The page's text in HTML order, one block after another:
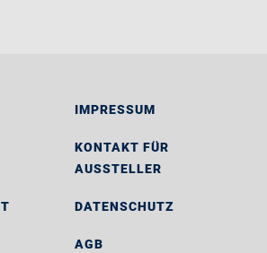
IMPRESSUM
KONTAKT FÜR
AUSSTELLER
DATENSCHUTZ
AGB